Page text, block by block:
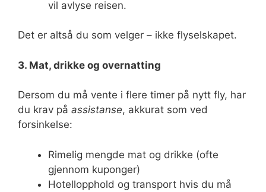
vil avlyse reisen.
Det er altså du som velger – ikke flyselskapet.
3. Mat, drikke og overnatting
Dersom du må vente i flere timer på nytt fly, har
du krav på assistanse, akkurat som ved
forsinkelse:
Rimelig mengde mat og drikke (ofte
gjennom kuponger)
Hotellopphold og transport hvis du må